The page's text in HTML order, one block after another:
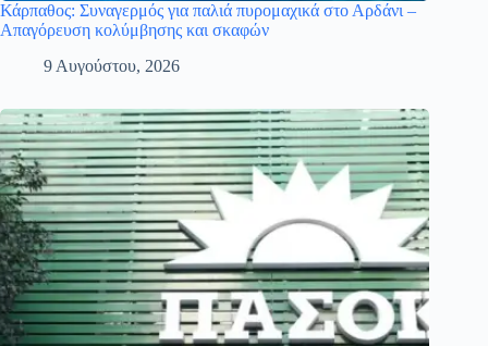
Κάρπαθος: Συναγερμός για παλιά πυρομαχικά στο Αρδάνι –
Απαγόρευση κολύμβησης και σκαφών
9 Αυγούστου, 2026